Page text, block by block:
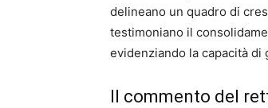
delineano un quadro di
testimoniano il
evidenziando la capacità
Il commento del